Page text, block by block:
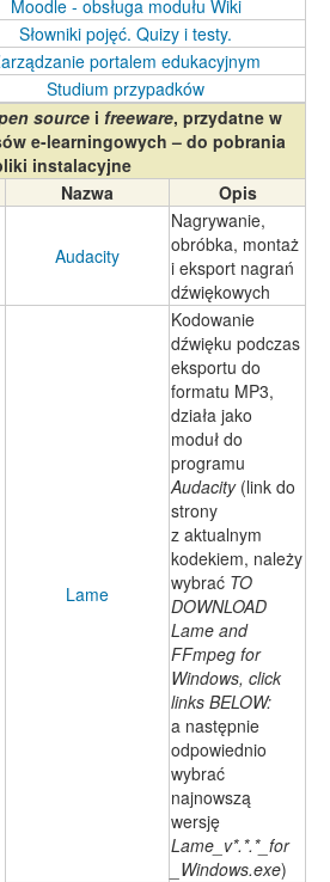
Moodle - obsługa modułu Wiki
Słowniki pojęć. Quizy i testy.
portalem edukacyjnym
Studium przypadków
source i freeware, przydatne w
e-learningowych – do pobrania
instalacyjne
Nazwa Opis
Audacity
Nagrywanie,
obróbka, montaż
i eksport nagrań
dźwiękowych
Lame
Kodowanie
dźwięku podczas
eksportu do
formatu MP3,
działa jako
moduł do
programu
Audacity(link do
strony
z aktualnym
kodekiem, należy
wybrać TO
DOWNLOAD
Lame and
FFmpeg for
Windows, click
links BELOW:
a następnie
odpowiednio
wybrać
najnowszą
wersję
Lame_v*.*.*_for
_Windows.exe)